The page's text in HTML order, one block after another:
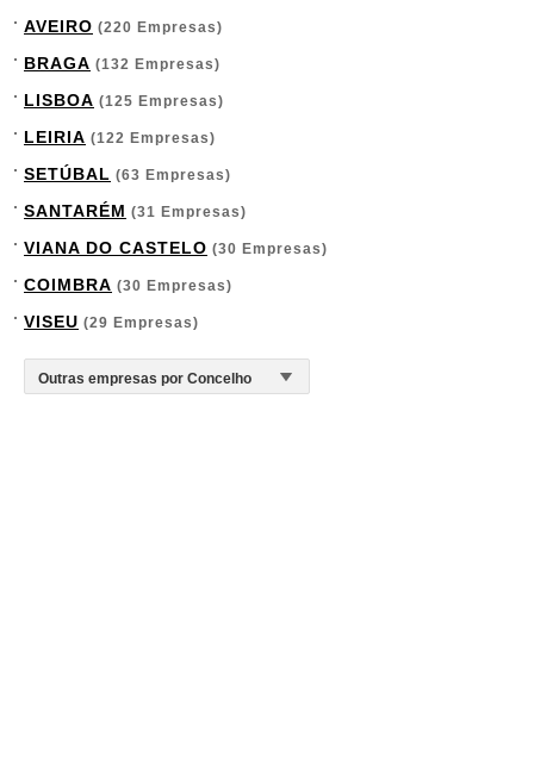
AVEIRO (220 Empresas)
BRAGA (132 Empresas)
LISBOA (125 Empresas)
LEIRIA (122 Empresas)
SETÚBAL (63 Empresas)
SANTARÉM (31 Empresas)
VIANA DO CASTELO (30 Empresas)
COIMBRA (30 Empresas)
VISEU (29 Empresas)